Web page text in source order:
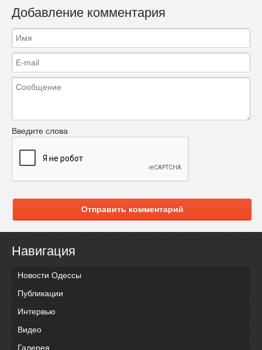
Добавление комментария
Введите слова
Отправить комментарий
Навигация
Новости Одессы
Публикации
Интервью
Видео
Галерея